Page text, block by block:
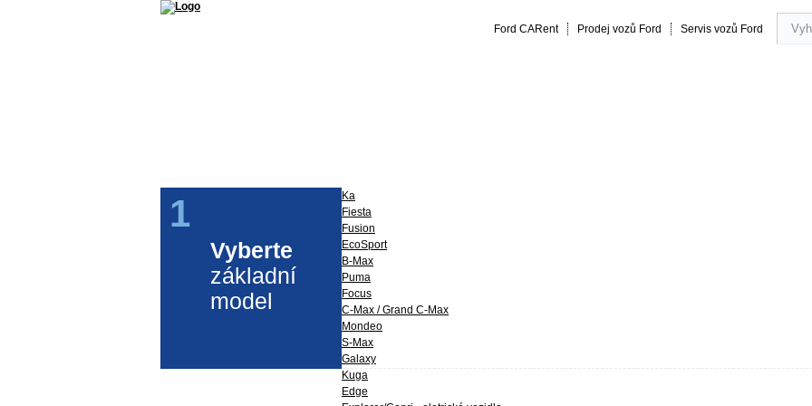
Vyberte
základní
model
1
Ka
Fiesta
Fusion
EcoSport
B-Max
Puma
Focus
C-Max / Grand C-Max
Mondeo
S-Max
Galaxy
Kuga
Edge
Ford CARent Prodej vozů Ford Servis vozů Ford